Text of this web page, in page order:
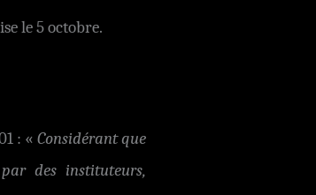
le 5 octobre.
: « Considérant que
des instituteurs,